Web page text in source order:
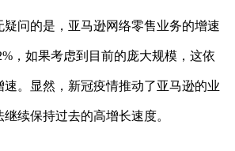
疑问的是，亚马逊网络零售业务的增速
，如果考虑到目前的庞大规模，这依
。显然，新冠疫情推动了亚马逊的业
续保持过去的高增长速度。